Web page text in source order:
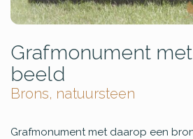
Grafmonument
beeld
Brons, natuursteen
Grafmonument met daarop een